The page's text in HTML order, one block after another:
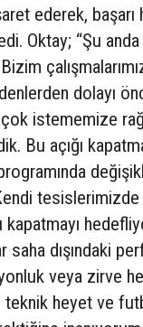
ederek, başarı
Oktay; “Şu
dolayı
çok istememize
Bu açığı
kapatmayı
saha dışındaki
veya zirve
heyet ve